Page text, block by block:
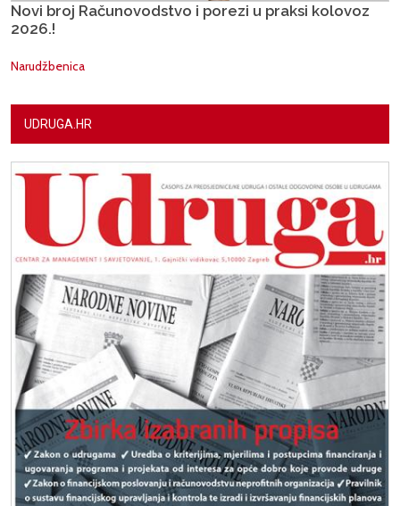
Novi broj Računovodstvo i porezi u praksi kolovoz
2026.!
Narudžbenica
UDRUGA.HR